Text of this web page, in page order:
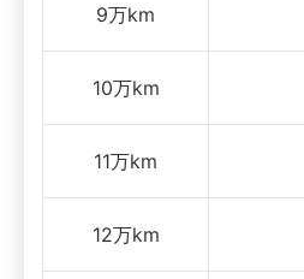
9万km
10万km
11万km
12万km